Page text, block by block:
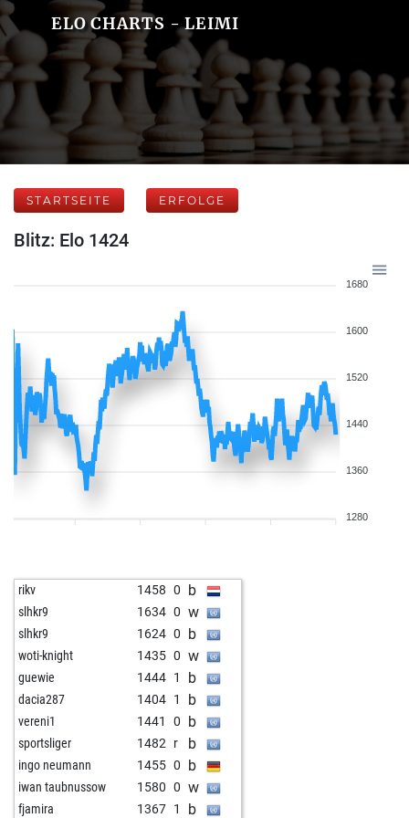
ELO CHARTS - LEIMI
STARTSEITE ERFOLGE
Blitz: Elo 1424
1680
1600
1520
1440
1360
1280
rikv 1458 0 b
slhkr9 1634 0 w
slhkr9 1624 0 b
woti-knight 1435 0 w
guewie 1444 1 b
dacia287 1404 1 b
vereni1 1441 0 b
sportsliger 1482 r b
ingo neumann 1455 0 b
iwan taubnussow 1580 0 w
fjamira 1367 1 b